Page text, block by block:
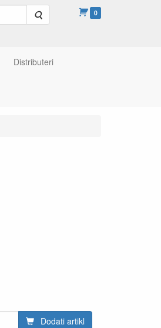
Pretraga 0
Distributeri
Dodati artikl